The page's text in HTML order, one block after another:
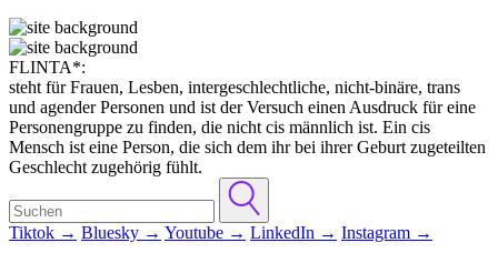
FLINTA*:
steht für Frauen, Lesben, intergeschlechtliche, nicht-binäre, trans
und agender Personen und ist der Versuch einen Ausdruck für eine
Personengruppe zu finden, die nicht cis männlich ist. Ein cis
Mensch ist eine Person, die sich dem ihr bei ihrer Geburt zugeteilten
Geschlecht zugehörig fühlt.
Tiktok → Bluesky → Youtube → LinkedIn → Instagram →